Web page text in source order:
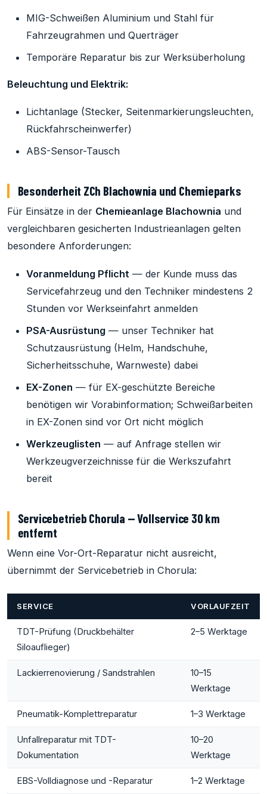
MIG-Schweißen Aluminium und Stahl für
Fahrzeugrahmen und Querträger
Temporäre Reparatur bis zur Werksüberholung
Beleuchtung und Elektrik:
Lichtanlage (Stecker, Seitenmarkierungsleuchten,
Rückfahrscheinwerfer)
ABS-Sensor-Tausch
Besonderheit ZCh Blachownia und Chemieparks
Für Einsätze in der Chemieanlage Blachownia und
vergleichbaren gesicherten Industrieanlagen gelten
besondere Anforderungen:
Voranmeldung Pflicht — der Kunde muss das
Servicefahrzeug und den Techniker mindestens 2
Stunden vor Werkseinfahrt anmelden
PSA-Ausrüstung — unser Techniker hat
Schutzausrüstung (Helm, Handschuhe,
Sicherheitsschuhe, Warnweste) dabei
EX-Zonen — für EX-geschützte Bereiche
benötigen wir Vorabinformation; Schweißarbeiten
in EX-Zonen sind vor Ort nicht möglich
Werkzeuglisten — auf Anfrage stellen wir
Werkzeugverzeichnisse für die Werkszufahrt
bereit
Servicebetrieb Chorula — Vollservice 30 km
entfernt
Wenn eine Vor-Ort-Reparatur nicht ausreicht,
übernimmt der Servicebetrieb in Chorula:
SERVICE VORLAUFZEIT
TDT-Prüfung (Druckbehälter
Siloauflieger)
2–5 Werktage
Lackierrenovierung / Sandstrahlen
10–15
Werktage
Pneumatik-Komplettreparatur 1–3 Werktage
Unfallreparatur mit TDT-
Dokumentation
10–20
Werktage
EBS-Volldiagnose und -Reparatur 1–2 Werktage